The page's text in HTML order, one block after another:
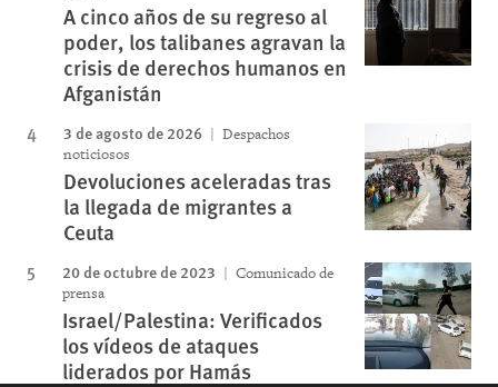
A cinco años de su regreso al
poder, los talibanes agravan la
crisis de derechos humanos en
Afganistán
3 de agosto de 2026
Despachos
noticiosos
Devoluciones aceleradas tras
la llegada de migrantes a
Ceuta
20 de octubre de 2023
Comunicado de
prensa
Israel/Palestina: Verificados
los vídeos de ataques
liderados por Hamás